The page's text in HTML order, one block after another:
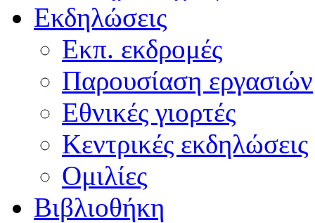
Εκδηλώσεις
Εκπ. εκδρομές
Παρουσίαση εργασιών
Εθνικές γιορτές
Κεντρικές εκδηλώσεις
Ομιλίες
Βιβλιοθήκη